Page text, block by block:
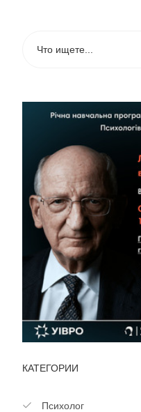
КАТЕГОРИИ
Психолог